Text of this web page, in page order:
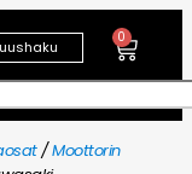
0
/Moottorin